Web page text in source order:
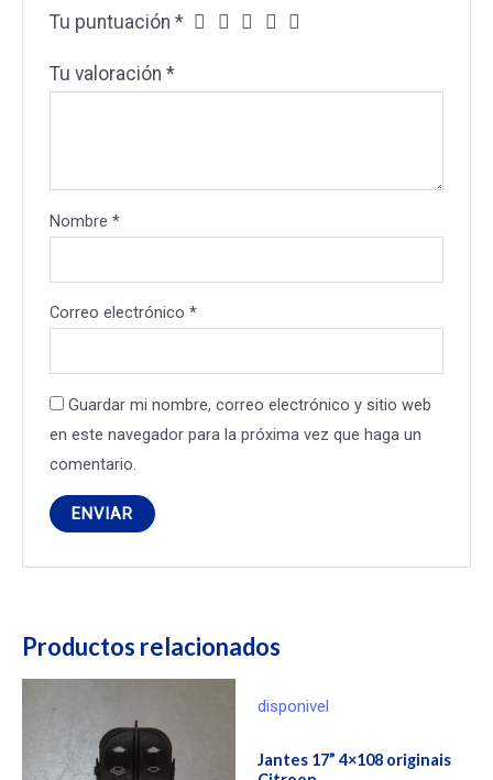
Tu puntuación*
Tu valoración*
Nombre*
Correo electrónico*
Guardar mi nombre, correo electrónico y sitio web
en este navegador para la próxima vez que haga un
comentario.
Productos relacionados
disponivel
Jantes 17” 4×108 originais